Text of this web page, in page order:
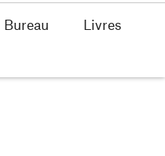
Bureau
Livres